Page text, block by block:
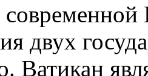
двух